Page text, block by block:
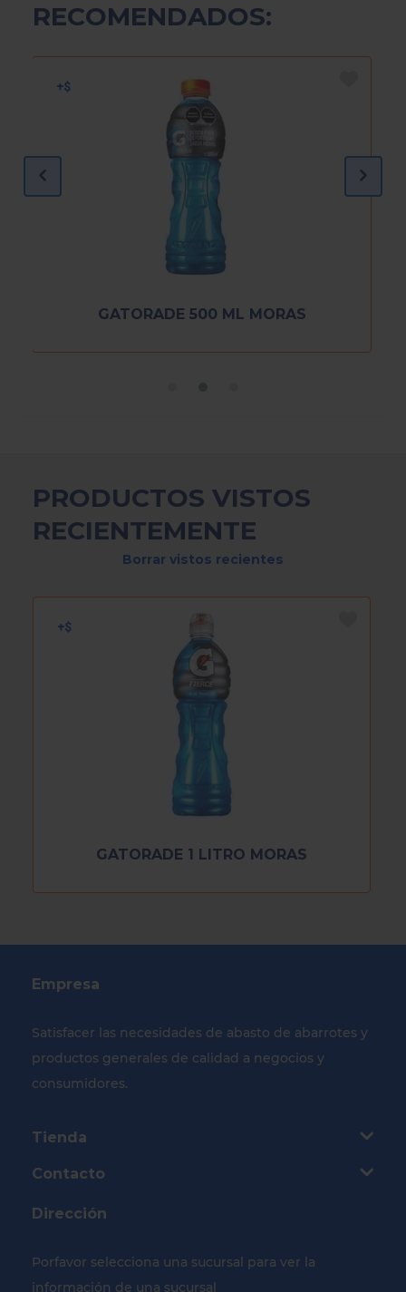
RECOMENDADOS:
GATORADE 500 ML MORAS
PRODUCTOS VISTOS
RECIENTEMENTE
Borrar vistos recientes
GATORADE 1 LITRO MORAS
Empresa
Satisfacer las necesidades de abasto de abarrotes y
productos generales de calidad a negocios y
consumidores.
Tienda
Contacto
Dirección
Porfavor selecciona una sucursal para ver la
información de una sucursal